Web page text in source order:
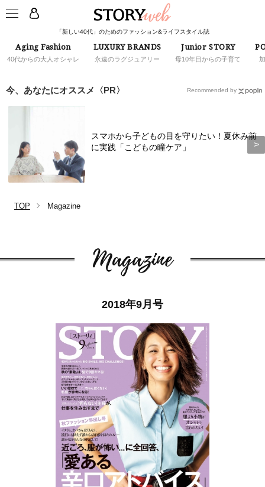
「新しい40代」のためのファッション&ライフスタイル誌
Aging Fashion
40代からの大人オシャレ
LUXURY BRANDS
永遠のラグジュアリー
Junior STORY
母10年目からの子育て
ママとパパに贈る「ジェンダーレ
人気の40代髪型・ヘ
タログ
今、あなたにオススメ〈PR〉
スマホから子どもの目を守りたい！夏休み前
に実践「こどもの瞳ケア」
Recommended by
TOP Magazine
Magazine
2018年9月号